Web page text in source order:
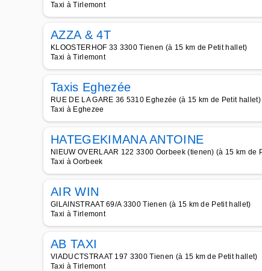
Taxi à Tirlemont
AZZA & 4T
KLOOSTERHOF 33 3300 Tienen (à 15 km de Petit hallet)
Taxi à Tirlemont
Taxis Eghezée
RUE DE LA GARE 36 5310 Eghezée (à 15 km de Petit hallet)
Taxi à Eghezee
HATEGEKIMANA ANTOINE
NIEUW OVERLAAR 122 3300 Oorbeek (tienen) (à 15 km de
Taxi à Oorbeek
AIR WIN
GILAINSTRAAT 69/A 3300 Tienen (à 15 km de Petit hallet)
Taxi à Tirlemont
AB TAXI
VIADUCTSTRAAT 197 3300 Tienen (à 15 km de Petit hallet)
Taxi à Tirlemont